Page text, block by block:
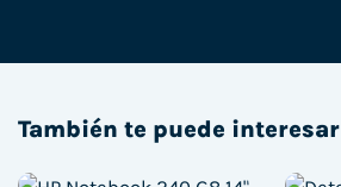
También te puede interesar